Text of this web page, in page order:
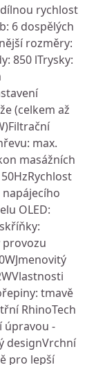
rychlost
6 dospělých
rozměry:
850 lTrysky:
(celkem až
max.
masážních
napájecího
OLED:
provozu
tmavě
RhinoTech
úpravou -
designVrchní
pro lepší